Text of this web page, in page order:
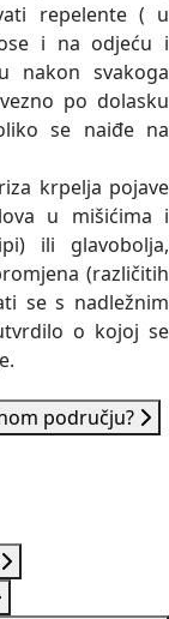
repelente ( u
i na odjeću i
nakon svakoga
po dolasku
se naiđe na
krpelja pojave
u mišićima i
ili glavobolja,
(različitih
se s nadležnim
o kojoj se
području?